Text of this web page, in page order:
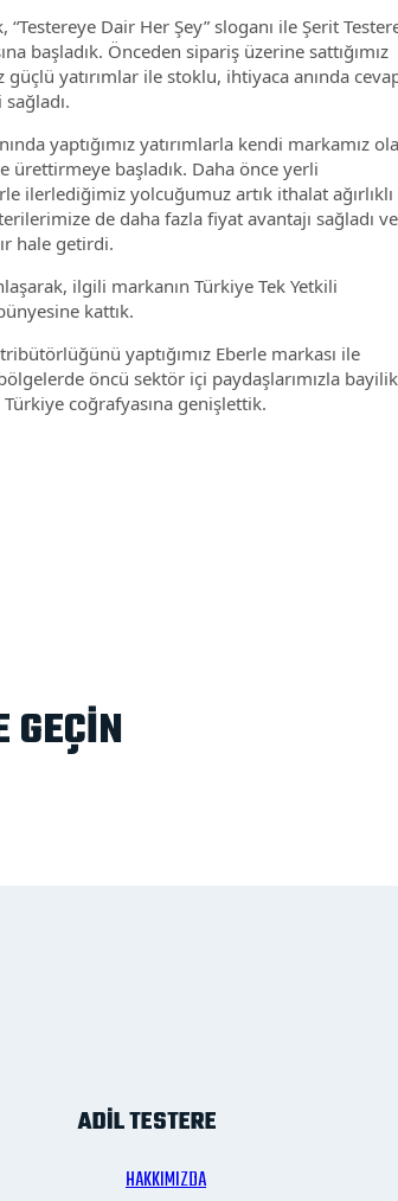
Dair Her Şey” sloganı ile Şerit
başladık. Önceden sipariş üzerine sattığımız
güçlü yatırımlar ile stoklu, ihtiyaca anında
yaptığımız yatırımlarla kendi markamız
ürettirmeye başladık. Daha önce yerli
ilerlediğimiz yolcuğumuz artık ithalat ağırlıklı
de daha fazla fiyat avantajı sağladı ve
hale getirdi.
ilgili markanın Türkiye Tek Yetkili
kattık.
yaptığımız Eberle markası ile
öncü sektör içi paydaşlarımızla bayilik
coğrafyasına genişlettik.
ADİL TESTERE
HAKKIMIZDA